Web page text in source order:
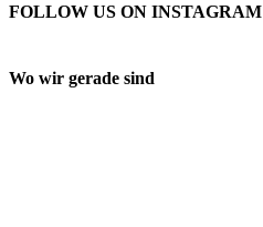
FOLLOW US ON INSTAGRAM
Wo wir gerade sind